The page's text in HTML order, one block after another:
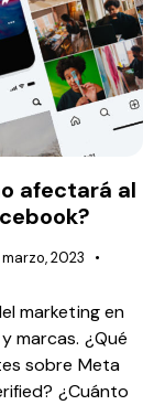
afectará al
2023
marketing en
marcas. ¿Qué
sobre Meta
¿Cuánto